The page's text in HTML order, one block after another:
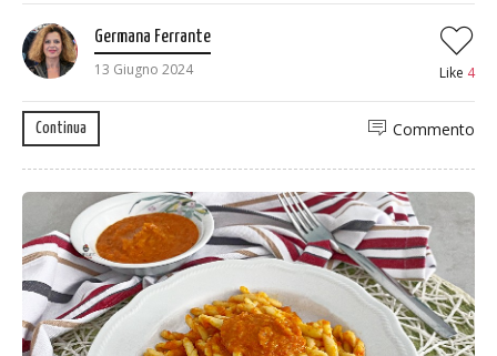
Germana Ferrante
13 Giugno 2024
Like 4
Continua Commento